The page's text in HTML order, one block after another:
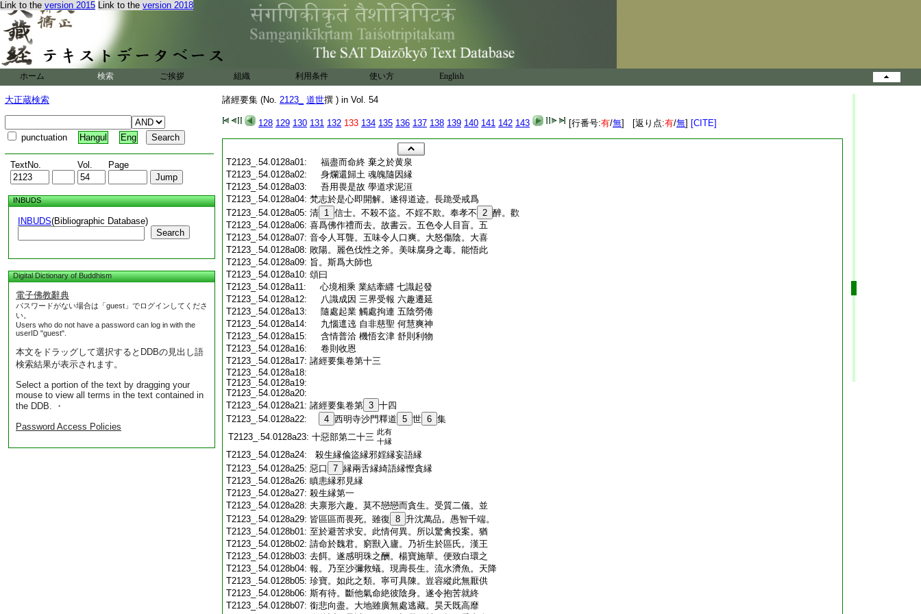
Link to the version 2015 Link to the version 2018
ホーム 検索 ご挨拶 組織 利用条件 使い方 English
大正蔵検索
punctuation Hangul Eng
TextNo. Vol. Page
INBUDS
INBUDS(Bibliographic Database)
Search
Digital Dictionary of Buddhism
電子佛教辭典
パスワードがない場合は「guest」でログインしてくださ
い。
Users who do not have a password can log in with the
userID "guest".
本文をドラッグして選択するとDDBの見出し語
検索結果が表示されます。
Select a portion of the text by dragging your
mouse to view all terms in the text contained in
the DDB. ・
Password Access Policies
諸經要集 (No. 2123_ 道世撰 ) in Vol. 54
128 129 130 131 132 133 134 135 136 137 138 139 140 141 142 143 [行番号:有/無] [返り点:有/無] [CITE]
T2123_.54.0128a01:
福盡而命終 棄之於黄泉
T2123_.54.0128a02:
身爛還歸土 魂魄隨因縁
T2123_.54.0128a03:
吾用畏是故 學道求泥洹
T2123_.54.0128a04: 梵志於是心即開解。遂得道迹。長跪受戒爲
T2123_.54.0128a05: 清 1 信士。不殺不盜。不婬不欺。奉孝不 2 醉。歡
T2123_.54.0128a06: 喜爲佛作禮而去。故書云。五色令人目盲。五
T2123_.54.0128a07: 音令人耳聾。五味令人口爽。大怒傷陰。大喜
T2123_.54.0128a08: 敗陽。麗色伐性之斧。美味腐身之毒。能悟此
T2123_.54.0128a09: 旨。斯爲大師也
T2123_.54.0128a10: 頌曰
T2123_.54.0128a11:
心境相乘 業結牽纒 七識起發
T2123_.54.0128a12:
八識成因 三界受報 六趣遷延
T2123_.54.0128a13:
隨處起業 觸處拘連 五陰勞倦
T2123_.54.0128a14:
九惱邅迍 自非慈聖 何慧爽神
T2123_.54.0128a15:
含情普洽 機悟玄津 舒則利物
T2123_.54.0128a16:
卷則收恩
T2123_.54.0128a17: 諸經要集卷第十三
T2123_.54.0128a18:
T2123_.54.0128a19:
T2123_.54.0128a20:
T2123_.54.0128a21: 諸經要集卷第 3 十四
T2123_.54.0128a22:
4 西明寺沙門釋道 5 世 6 集
T2123_.54.0128a23: 十惡部第二十三 此有
十縁
T2123_.54.0128a24:
殺生縁偸盜縁邪婬縁妄語縁
T2123_.54.0128a25: 惡口 7 縁兩舌縁綺語縁慳貪縁
T2123_.54.0128a26: 瞋恚縁邪見縁
T2123_.54.0128a27: 殺生縁第一
T2123_.54.0128a28: 夫禀形六趣。莫不戀戀而貪生。受質二儀。並
T2123_.54.0128a29: 皆區區而畏死。雖復 8 升沈萬品。愚智千端。
T2123_.54.0128b01: 至於避苦求安。此情何異。所以驚禽投案。猶
T2123_.54.0128b02: 請命於魏君。窮獸入廬。乃祈生於區氏。漢王
T2123_.54.0128b03: 去餌。遂感明珠之酬。楊寶施華。便致白環之
T2123_.54.0128b04: 報。乃至沙彌救蟻。現壽長生。流水濟魚。天降
T2123_.54.0128b05: 珍寶。如此之類。寧可具陳。豈容縱此無厭供
T2123_.54.0128b06: 斯有待。斷他氣命絶彼陰身。遂令抱苦就終
T2123_.54.0128b07: 銜悲向盡。大地雖廣無處逃藏。昊天既高靡